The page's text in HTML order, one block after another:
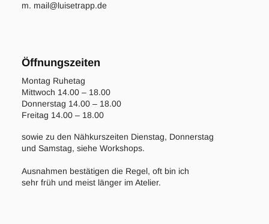
m. mail@luisetrapp.de
Öffnungszeiten
Montag Ruhetag
Mittwoch 14.00 – 18.00
Donnerstag 14.00 – 18.00
Freitag 14.00 – 18.00
sowie zu den Nähkurszeiten Dienstag, Donnerstag
und Samstag, siehe Workshops.
Ausnahmen bestätigen die Regel, oft bin ich
sehr früh und meist länger im Atelier.